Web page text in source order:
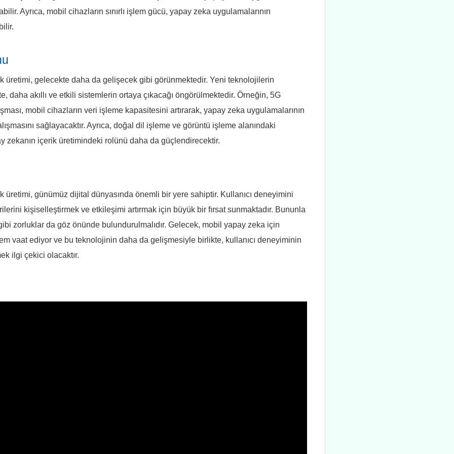
Ayrıca, mobil cihazların sınırlı işlem gücü, yapay zeka uygulamalarının
üretimi, gelecekte daha da gelişecek gibi görünmektedir. Yeni teknolojilerin
daha akıllı ve etkili sistemlerin ortaya çıkacağı öngörülmektedir. Örneğin, 5G
mobil cihazların veri işleme kapasitesini artırarak, yapay zeka uygulamalarının
sağlayacaktır. Ayrıca, doğal dil işleme ve görüntü işleme alanındaki
zekanın içerik üretimindeki rolünü daha da güçlendirecektir.
üretimi, günümüz dijital dünyasında önemli bir yere sahiptir. Kullanıcı deneyimini
kişiselleştirmek ve etkileşimi artırmak için büyük bir fırsat sunmaktadır. Bununla
zorluklar da göz önünde bulundurulmalıdır. Gelecek, mobil yapay zeka için
vaat ediyor ve bu teknolojinin daha da gelişmesiyle birlikte, kullanıcı deneyiminin
ilgi çekici olacaktır.